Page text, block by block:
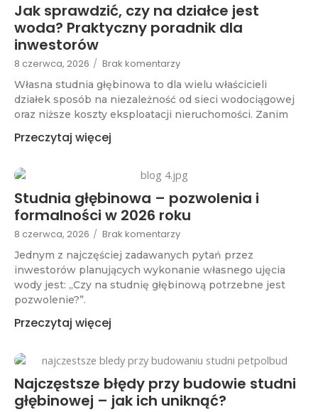
Jak sprawdzić, czy na działce jest
woda? Praktyczny poradnik dla
inwestorów
8 czerwca, 2026 / Brak komentarzy
Własna studnia głębinowa to dla wielu właścicieli
działek sposób na niezależność od sieci wodociągowej
oraz niższe koszty eksploatacji nieruchomości. Zanim
Przeczytaj więcej
Studnia głębinowa – pozwolenia i
formalności w 2026 roku
8 czerwca, 2026 / Brak komentarzy
Jednym z najczęściej zadawanych pytań przez
inwestorów planujących wykonanie własnego ujęcia
wody jest: „Czy na studnię głębinową potrzebne jest
pozwolenie?”.
Przeczytaj więcej
Najczęstsze błędy przy budowie studni
głębinowej – jak ich uniknąć?